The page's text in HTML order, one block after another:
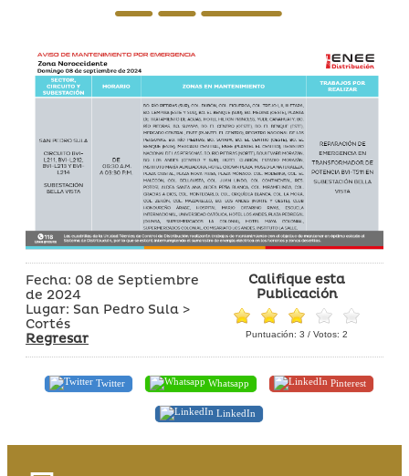
Fecha: 08 de Septiembre
de 2024
Lugar: San Pedro Sula >
Cortés
Regresar
Califique esta
Publicación
Puntuación: 3 / Votos: 2
Twitter Whatsapp Pinterest
LinkedIn